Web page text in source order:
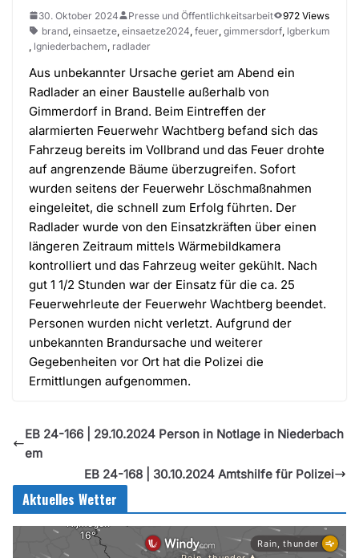
30. Oktober 2024 Presse und Öffentlichkeitsarbeit
972 Views
brand einsaetze einsaetze2024 feuer gimmersdorf lgberkum
lgniederbachem radlader
Aus unbekannter Ursache geriet am Abend ein
Radlader an einer Baustelle außerhalb von
Gimmerdorf in Brand. Beim Eintreffen der
alarmierten Feuerwehr Wachtberg befand sich das
Fahrzeug bereits im Vollbrand und das Feuer drohte
auf angrenzende Bäume überzugreifen. Sofort
wurden seitens der Feuerwehr Löschmaßnahmen
eingeleitet, die schnell zum Erfolg führten. Der
Radlader wurde von den Einsatzkräften über einen
längeren Zeitraum mittels Wärmebildkamera
kontrolliert und das Fahrzeug weiter gekühlt. Nach
gut 1 1/2 Stunden war der Einsatz für die ca. 25
Feuerwehrleute der Feuerwehr Wachtberg beendet.
Personen wurden nicht verletzt. Aufgrund der
unbekannten Brandursache und weiterer
Gegebenheiten vor Ort hat die Polizei die
Ermittlungen aufgenommen.
EB 24-166 | 29.10.2024 Person in Notlage in Niederbach
em
EB 24-168 | 30.10.2024 Amtshilfe für Polizei
Aktuelles Wetter